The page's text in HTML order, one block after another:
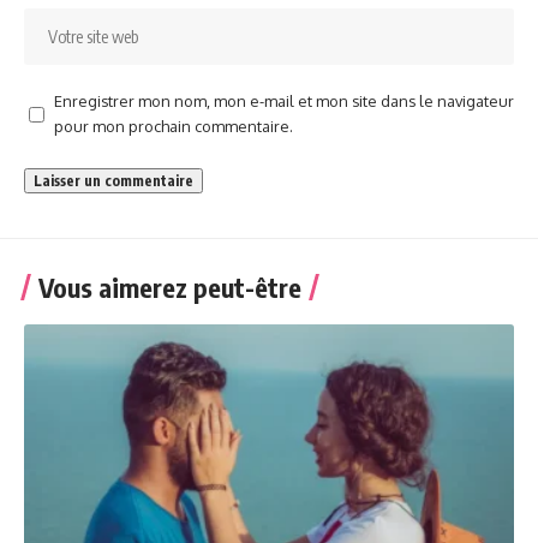
Enregistrer mon nom, mon e-mail et mon site dans le navigateur
pour mon prochain commentaire.
Vous aimerez peut-être